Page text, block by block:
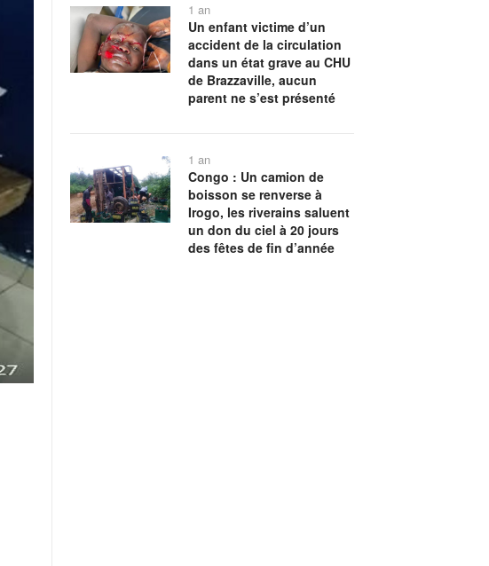
1 an
Un enfant victime d’un
accident de la circulation
dans un état grave au CHU
de Brazzaville, aucun
parent ne s’est présenté
1 an
Congo : Un camion de
boisson se renverse à
Irogo, les riverains saluent
un don du ciel à 20 jours
des fêtes de fin d’année